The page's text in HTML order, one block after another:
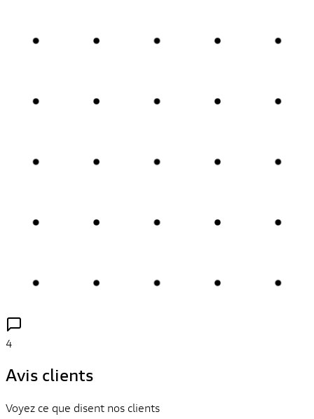
4
Avis clients
Voyez ce que disent nos clients